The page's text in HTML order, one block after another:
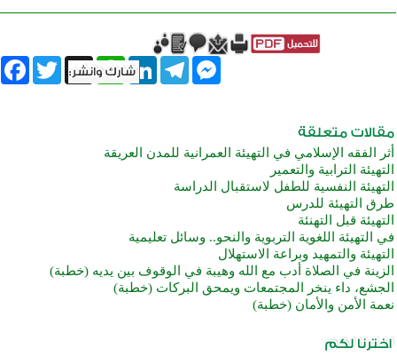
Twitter X
WhatsAppLinkedInTelegram
Messenger
أثر الفقه الإسلامي في التهيئة العمرانية للمدن العريقة
التهيئة الترابية والتعمير
التهيئة النفسية للطفل لاستقبال الدراسة
طرق التهيئة للدرس
التهيئة قبل التهنئة
في التهيئة اللغوية التربوية والنحو.. وسائل تعليمية
التهيئة والتمهيد وبراعة الاستهلال
الزينة في الصلاة أدب مع الله وهيبة في الوقوف بين يديه (خطبة)
الجشع، داء ينخر المجتمعات ويمحق البركات (خطبة)
نعمة الأمن والأمان (خطبة)